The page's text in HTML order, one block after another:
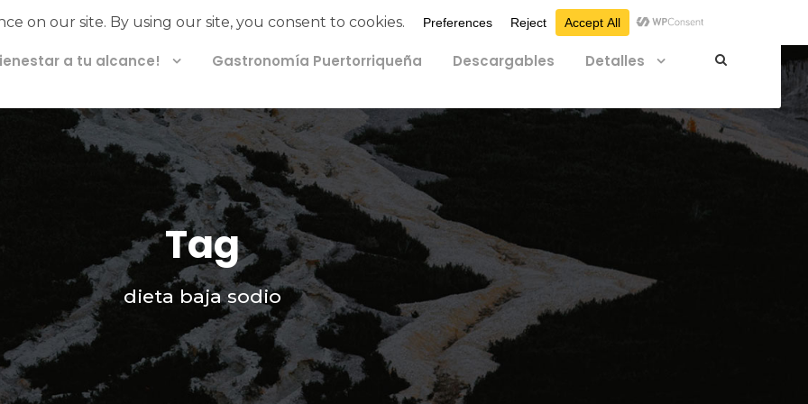
a tu alcance! Gastronomía Puertorriqueña Descargables Detalles
Tag
dieta baja sodio